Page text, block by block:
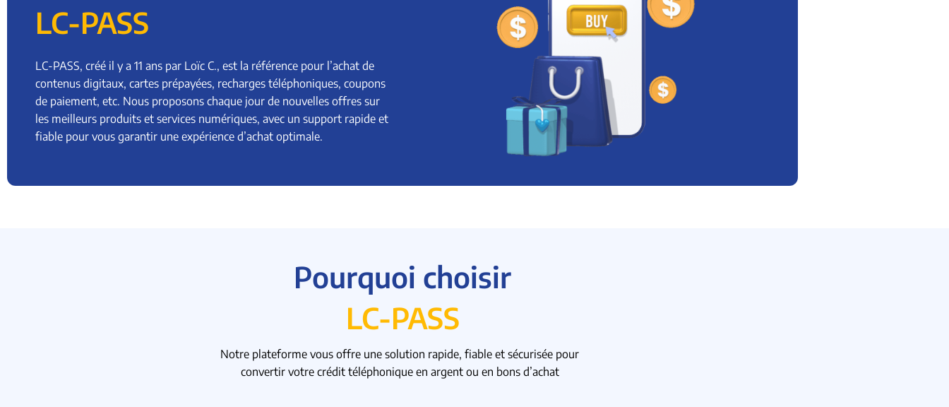
LC-PASS
LC-PASS, créé il y a 11 ans par Loïc C., est la référence pour l’achat de
contenus digitaux, cartes prépayées, recharges téléphoniques, coupons
de paiement, etc. Nous proposons chaque jour de nouvelles offres sur
les meilleurs produits et services numériques, avec un support rapide et
fiable pour vous garantir une expérience d’achat optimale.
Pourquoi choisir
LC-PASS
Notre plateforme vous offre une solution rapide, fiable et sécurisée pour
convertir votre crédit téléphonique en argent ou en bons d’achat